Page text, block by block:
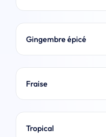
Gingembre épicé
Fraise
Tropical